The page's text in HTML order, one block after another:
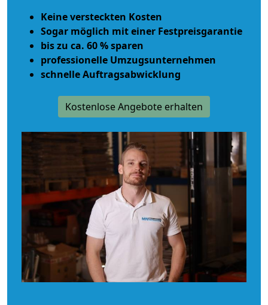
Keine versteckten Kosten
Sogar möglich mit einer Festpreisgarantie
bis zu ca. 60 % sparen
professionelle Umzugsunternehmen
schnelle Auftragsabwicklung
Kostenlose Angebote erhalten